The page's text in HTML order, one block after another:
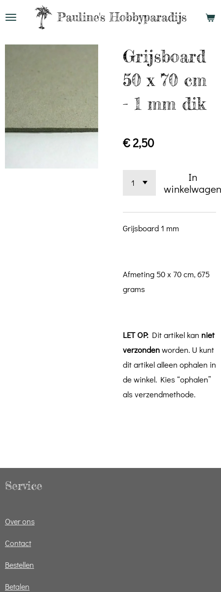
Ga
hoofdinhoud
Pauline'sHobbyparadijs
Grijsboard
50 x 70 cm
- 1 mm dik
€ 2,50
In
Grijsboard 1 mm
Afmeting 50 x 70 cm, 675
grams
LET OP: Dit artikel kan niet
verzondenworden. U kunt
dit artikel alleen ophalen in
de winkel. Kies “ophalen”
als verzendmethode.
Service
Over ons
Contact
Bestellen
Betalen